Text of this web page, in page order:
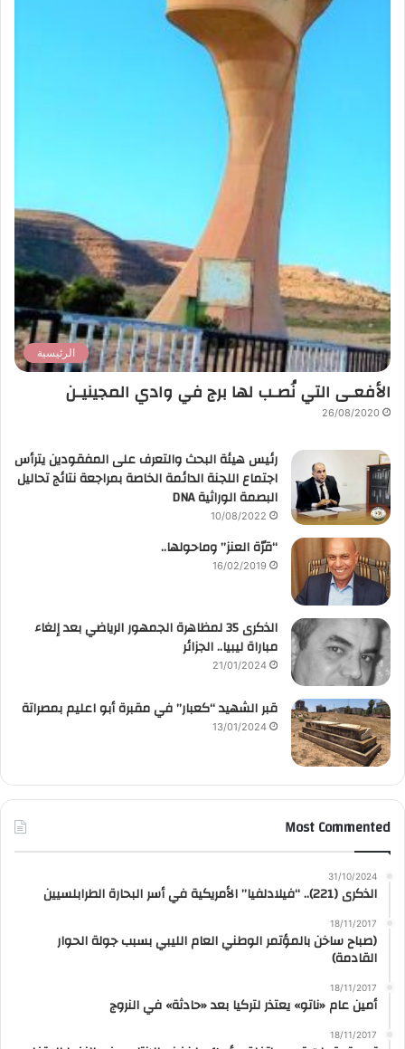
الرئيسية
الأفعـى التي نُصـب لها برج في وادي المجينيـن
26/08/2020
رئيس هيئة البحث والتعرف على المفقودين يترأس
اجتماع اللجنة الدائمة الخاصة بمراجعة نتائج تحاليل
البصمة الوراثية DNA
10/08/2022
“قرّة العنز” وماحولها..
16/02/2019
الذكرى 35 لمظاهرة الجمهور الرياضي بعد إلغاء
مباراة ليبيا.. الجزائر
21/01/2024
قبر الشهيد “كعبار” في مقبرة أبو اعليم بمصراتة
13/01/2024
Most Commented
31/10/2024
الذكرى (221).. “فيلادلفيا” الأمريكية في أسر البحارة الطرابلسيين
18/11/2017
(صباح ساخن بالمؤتمر الوطني العام الليبي بسبب جولة الحوار
القادمة)
18/11/2017
أمين عام «ناتو» يعتذر لتركيا بعد «حادثة» في النروج
18/11/2017